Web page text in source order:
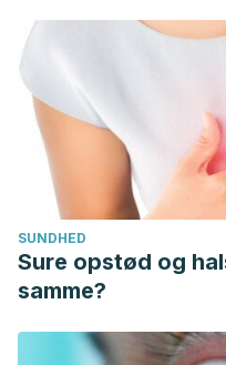
SUNDHED
Sure opstød og
samme?